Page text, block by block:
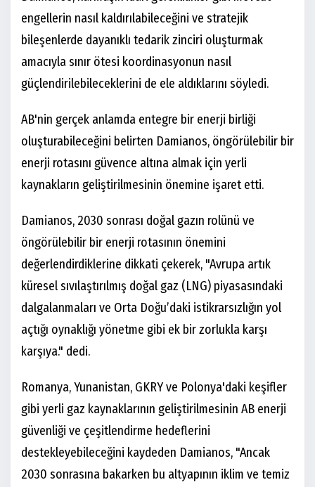
engellerin nasıl kaldırılabileceğini ve stratejik
bileşenlerde dayanıklı tedarik zinciri oluşturmak
amacıyla sınır ötesi koordinasyonun nasıl
güçlendirilebileceklerini de ele aldıklarını söyledi.
AB'nin gerçek anlamda entegre bir enerji birliği
oluşturabileceğini belirten Damianos, öngörülebilir bir
enerji rotasını güvence altına almak için yerli
kaynakların geliştirilmesinin önemine işaret etti.
Damianos, 2030 sonrası doğal gazın rolünü ve
öngörülebilir bir enerji rotasının önemini
değerlendirdiklerine dikkati çekerek, "Avrupa artık
küresel sıvılaştırılmış doğal gaz (LNG) piyasasındaki
dalgalanmaları ve Orta Doğu’daki istikrarsızlığın yol
açtığı oynaklığı yönetme gibi ek bir zorlukla karşı
karşıya." dedi.
Romanya, Yunanistan, GKRY ve Polonya'daki keşifler
gibi yerli gaz kaynaklarının geliştirilmesinin AB enerji
güvenliği ve çeşitlendirme hedeflerini
destekleyebileceğini kaydeden Damianos, "Ancak
2030 sonrasına bakarken bu altyapının iklim ve temiz